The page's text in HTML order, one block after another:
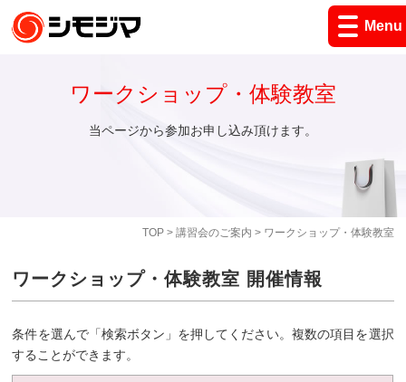
Menu
TOP> 講習会のご案内 > ワークショップ・体験教室
ワークショップ・体験教室
当ページから参加お申し込み頂けます。
ワークショップ・体験教室 開催情報
条件を選んで「検索ボタン」を押してください。複数の項目を選択
することができます。